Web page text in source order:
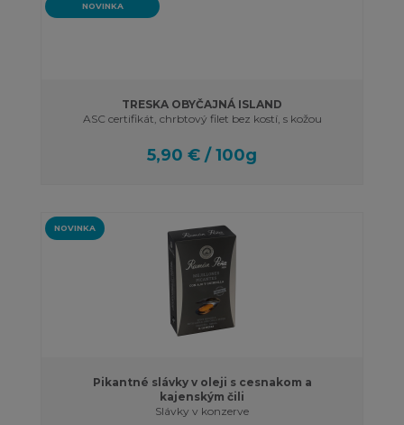
NOVINKA
TRESKA OBYČAJNÁ ISLAND
ASC certifikát, chrbtový filet bez kostí, s kožou
5,90 € / 100g
NOVINKA
Pikantné slávky v oleji s cesnakom a
kajenským čili
Slávky v konzerve